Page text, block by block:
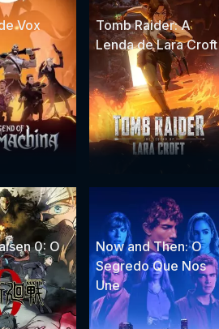
Vox
Tomb Raider: A
Lenda de Lara Croft
0: O
Now and Then: O
Segredo Que Nos
Une